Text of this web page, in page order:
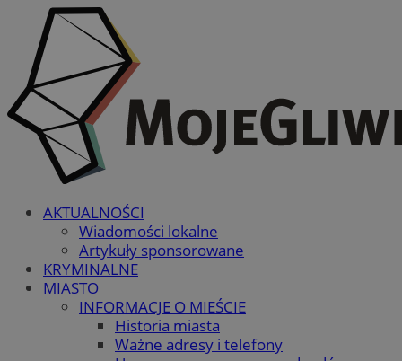
AKTUALNOŚCI
Wiadomości lokalne
Artykuły sponsorowane
KRYMINALNE
MIASTO
INFORMACJE O MIEŚCIE
Historia miasta
Ważne adresy i telefony